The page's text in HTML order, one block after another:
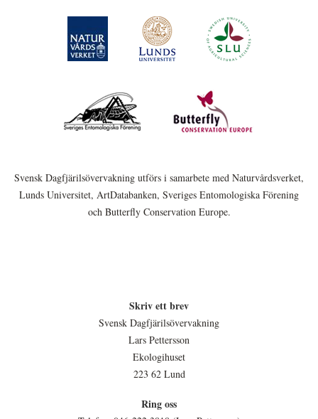
Svensk Dagfjärilsövervakning utförs i samarbete med Naturvårdsverket,
Lunds Universitet, ArtDatabanken, Sveriges Entomologiska Förening
och Butterfly Conservation Europe.
Skriv ett brev
Svensk Dagfjärilsövervakning
Lars Pettersson
Ekologihuset
223 62 Lund
Ring oss